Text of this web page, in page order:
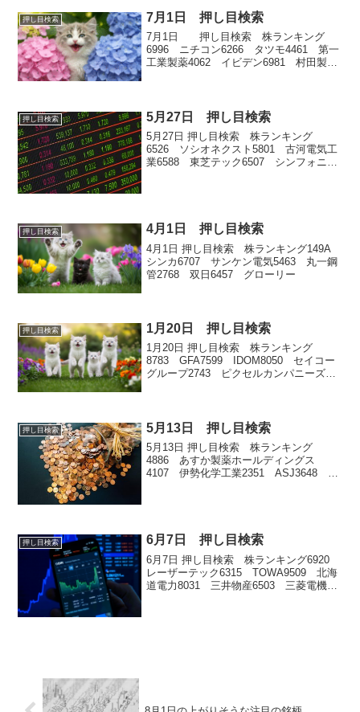
押し目検索 7月1日 押し目検索
7月1日 押し目検索 株ランキング
6996 ニチコン6266 タツモ4461 第一
工業製薬4062 イビデン6981 村田製作
押し目検索 5月27日 押し目検索
5月27日 押し目検索 株ランキング
6526 ソシオネクスト5801 古河電気工
業6588 東芝テック6507 シンフォニア
押し目検索 4月1日 押し目検索
4月1日 押し目検索 株ランキング149A
シンカ6707 サンケン電気5463 丸一鋼
管2768 双日6457 グローリー
押し目検索 1月20日 押し目検索
1月20日 押し目検索 株ランキング
8783 GFA7599 IDOM8050 セイコー
グループ2743 ピクセルカンパニーズ
押し目検索 5月13日 押し目検索
5月13日 押し目検索 株ランキング
4886 あすか製薬ホールディングス
4107 伊勢化学工業2351 ASJ3648
押し目検索 6月7日 押し目検索
6月7日 押し目検索 株ランキング6920
レーザーテック6315 TOWA9509 北海
道電力8031 三井物産6503 三菱電機